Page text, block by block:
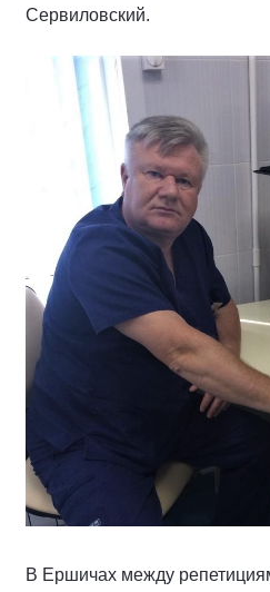
Сервиловский.
В Ершичах между